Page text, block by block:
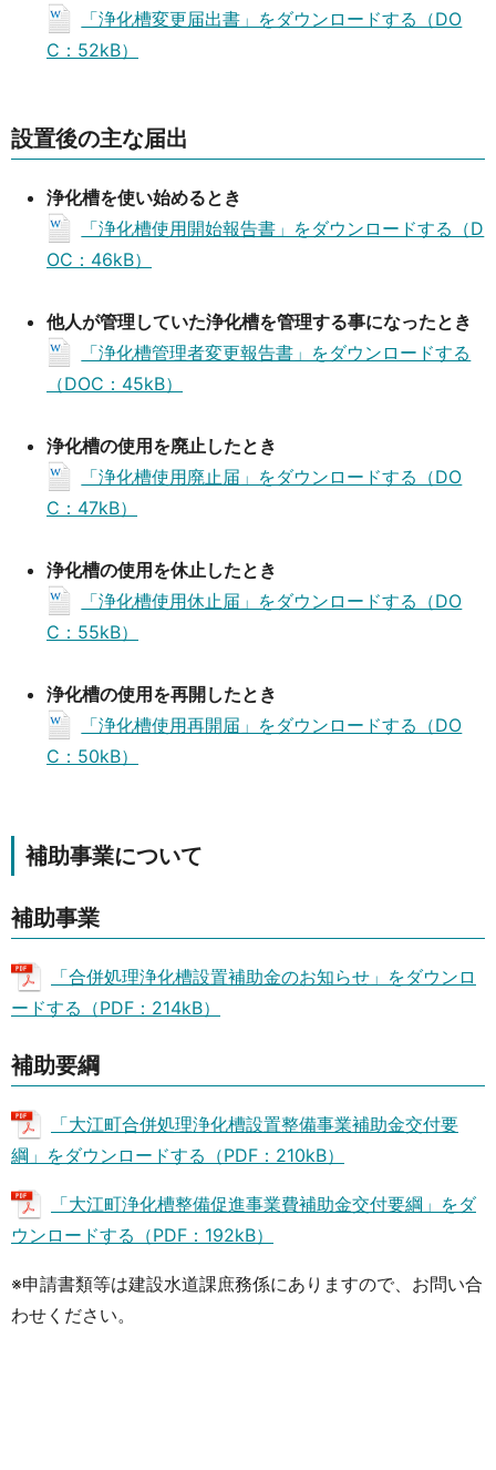
「浄化槽変更届出書」をダウンロードする（DO
C：52kB）
設置後の主な届出
浄化槽を使い始めるとき
「浄化槽使用開始報告書」をダウンロードする（D
OC：46kB）
他人が管理していた浄化槽を管理する事になったとき
「浄化槽管理者変更報告書」をダウンロードする
（DOC：45kB）
浄化槽の使用を廃止したとき
「浄化槽使用廃止届」をダウンロードする（DO
C：47kB）
浄化槽の使用を休止したとき
「浄化槽使用休止届」をダウンロードする（DO
C：55kB）
浄化槽の使用を再開したとき
「浄化槽使用再開届」をダウンロードする（DO
C：50kB）
補助事業について
補助事業
「合併処理浄化槽設置補助金のお知らせ」をダウンロ
ードする（PDF：214kB）
補助要綱
「大江町合併処理浄化槽設置整備事業補助金交付要
綱」をダウンロードする（PDF：210kB）
「大江町浄化槽整備促進事業費補助金交付要綱」をダ
ウンロードする（PDF：192kB）
※申請書類等は建設水道課庶務係にありますので、お問い合
わせください。